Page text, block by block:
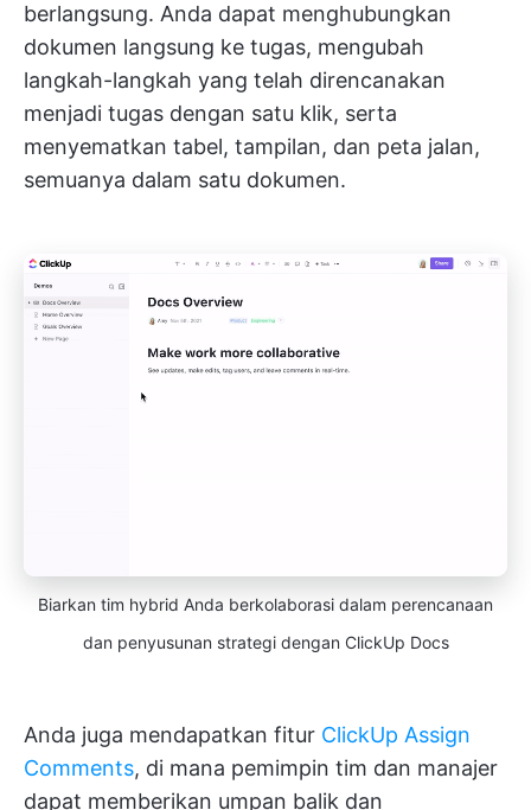
berlangsung. Anda dapat menghubungkan
dokumen langsung ke tugas, mengubah
langkah-langkah yang telah direncanakan
menjadi tugas dengan satu klik, serta
menyematkan tabel, tampilan, dan peta jalan,
semuanya dalam satu dokumen.
Biarkan tim hybrid Anda berkolaborasi dalam perencanaan
dan penyusunan strategi dengan ClickUp Docs
Anda juga mendapatkan fitur ClickUp Assign
Comments, di mana pemimpin tim dan manajer
dapat memberikan umpan balik dan